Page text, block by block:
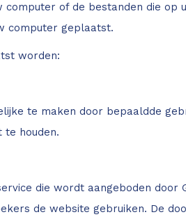
computer of de bestanden die op
computer geplaatst.
worden:
te maken door bepaaldde
te houden.
die wordt aangeboden door
de website gebruiken. De